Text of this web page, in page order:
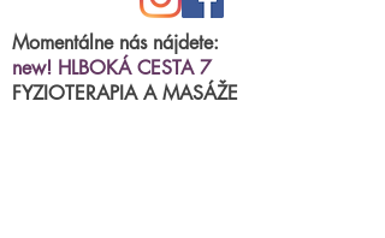
Momentálne nás nájdete:
new! HLBOKÁ CESTA 7
FYZIOTERAPIA A MASÁŽE